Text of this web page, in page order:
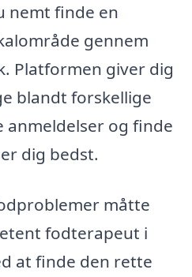
nemt finde en
gennem
Platformen giver dig
blandt forskellige
og finde
dig bedst.
måtte
fodterapeut i
at finde den rette